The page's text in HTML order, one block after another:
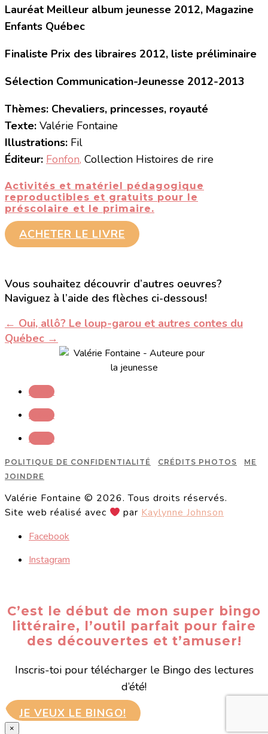
Lauréat Meilleur album jeunesse 2012, Magazine
Enfants Québec
Finaliste Prix des libraires 2012, liste préliminaire
Sélection Communication-Jeunesse 2012-2013
Thèmes: Chevaliers, princesses, royauté
Texte: Valérie Fontaine
Illustrations: Fil
Éditeur: Fonfon, Collection Histoires de rire
Activités et matériel pédagogique
reproductibles et gratuits pour le
préscolaire et le primaire.
ACHETER LE LIVRE
Vous souhaitez découvrir d’autres oeuvres?
Naviguez à l’aide des flèches ci-dessous!
← Oui, allô? Le loup-garou et autres contes du
Québec →
Suivre
Suivre
Suivre
POLITIQUE DE CONFIDENTIALITÉ CRÉDITS PHOTOS
ME
JOINDRE
Valérie Fontaine © 2026. Tous droits réservés.
Site web réalisé avec
parKaylynne Johnson
Facebook
Instagram
C’est le début de mon super bingo
littéraire, l’outil parfait pour faire
des découvertes et t’amuser!
Inscris-toi pour télécharger le Bingo des lectures
d’été!
JE VEUX LE BINGO!
×